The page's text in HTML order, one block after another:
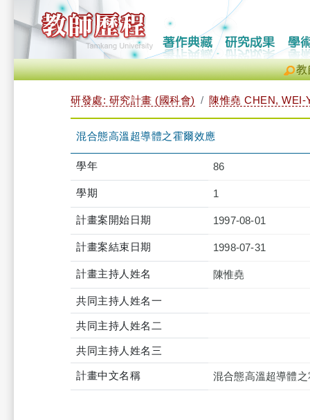
教
研發處: 研究計畫 (國科會) 陳惟堯 CHEN, WEI-
混合態高溫超導體之霍爾效應
學年 86
學期 1
計畫案開始日期 1997-08-01
計畫案結束日期 1998-07-31
計畫主持人姓名 陳惟堯
共同主持人姓名一
共同主持人姓名二
共同主持人姓名三
計畫中文名稱 混合態高溫超導體